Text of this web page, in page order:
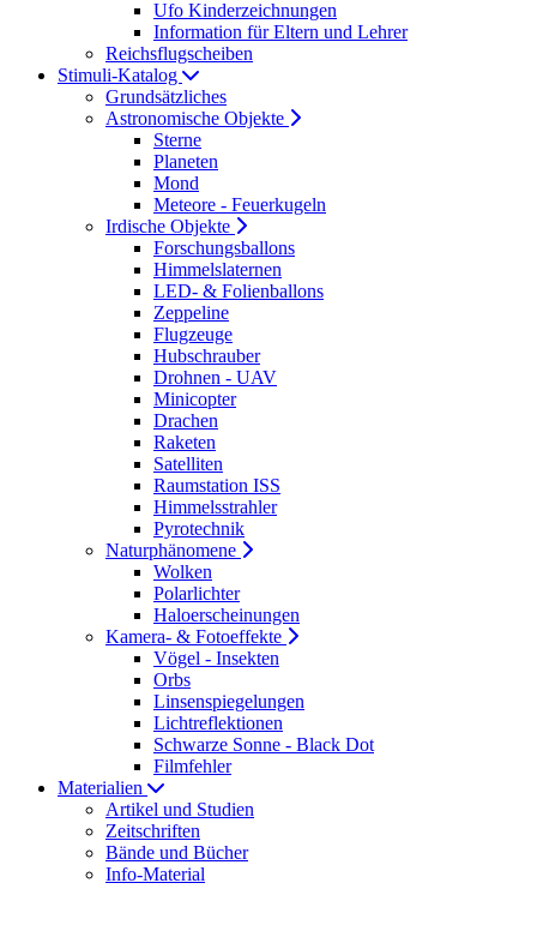
Ufo Kinderzeichnungen
Information für Eltern und Lehrer
Reichsflugscheiben
Stimuli-Katalog
Grundsätzliches
Astronomische Objekte
Sterne
Planeten
Mond
Meteore - Feuerkugeln
Irdische Objekte
Forschungsballons
Himmelslaternen
LED- & Folienballons
Zeppeline
Flugzeuge
Hubschrauber
Drohnen - UAV
Minicopter
Drachen
Raketen
Satelliten
Raumstation ISS
Himmelsstrahler
Pyrotechnik
Naturphänomene
Wolken
Polarlichter
Haloerscheinungen
Kamera- & Fotoeffekte
Vögel - Insekten
Orbs
Linsenspiegelungen
Lichtreflektionen
Schwarze Sonne - Black Dot
Filmfehler
Materialien
Artikel und Studien
Zeitschriften
Bände und Bücher
Info-Material